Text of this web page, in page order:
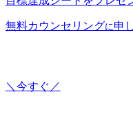
無料カウンセリングに申
＼今すぐ／